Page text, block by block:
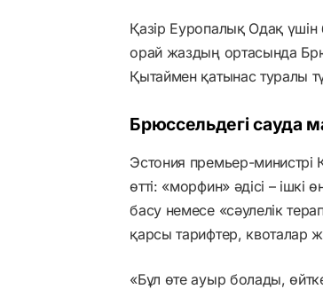
Қазір Еуропалық Одақ
орай жаздың ортасында
Қытаймен қатынас туралы
Брюссельдегі сауда
Эстония премьер-министрі
өтті: «морфин» әдісі –
басу немесе «сәулелік
қарсы тарифтер, квоталар
«Бұл өте ауыр болады,